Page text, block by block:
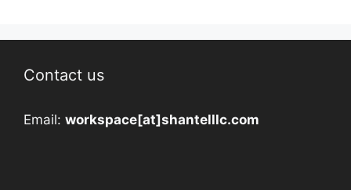
Contact us
Email: workspace[at]shantelllc.com